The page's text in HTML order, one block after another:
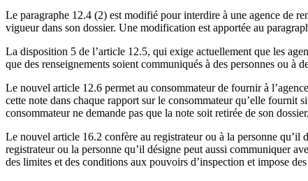
Le paragraphe 12.4 (2) est modifié pour interdire à une agence de
vigueur dans son dossier. Une modification est apportée au
La disposition 5 de l’article 12.5, qui exige actuellement que les
que des renseignements soient communiqués à des personnes ou à
Le nouvel article 12.6 permet au consommateur de fournir à
cette note dans chaque rapport sur le consommateur qu’elle fournit
consommateur ne demande pas que la note soit retirée de son
Le nouvel article 16.2 confère au registrateur ou à la personne qu’il
registrateur ou la personne qu’il désigne peut aussi communiquer
des limites et des conditions aux pouvoirs d’inspection et impose